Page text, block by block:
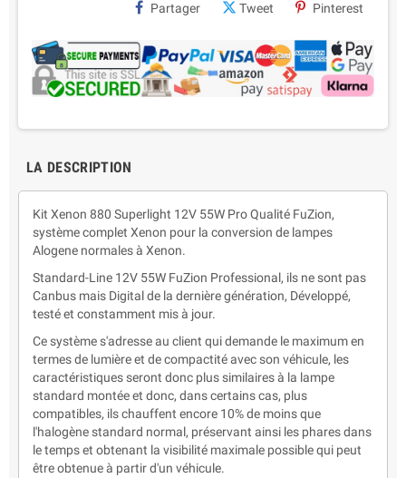
Partager Tweet Pinterest
LA DESCRIPTION
Kit Xenon 880 Superlight 12V 55W Pro Qualité FuZion,
système complet Xenon pour la conversion de lampes
Alogene normales à Xenon.
Standard-Line 12V 55W FuZion Professional, ils ne sont pas
Canbus mais Digital de la dernière génération, Développé,
testé et constamment mis à jour.
Ce système s'adresse au client qui demande le maximum en
termes de lumière et de compactité avec son véhicule, les
caractéristiques seront donc plus similaires à la lampe
standard montée et donc, dans certains cas, plus
compatibles, ils chauffent encore 10% de moins que
l'halogène standard normal, préservant ainsi les phares dans
le temps et obtenant la visibilité maximale possible qui peut
être obtenue à partir d'un véhicule.